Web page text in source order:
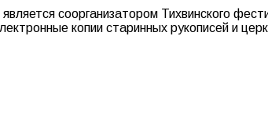
соорганизатором Тихвинского
копии старинных рукописей и